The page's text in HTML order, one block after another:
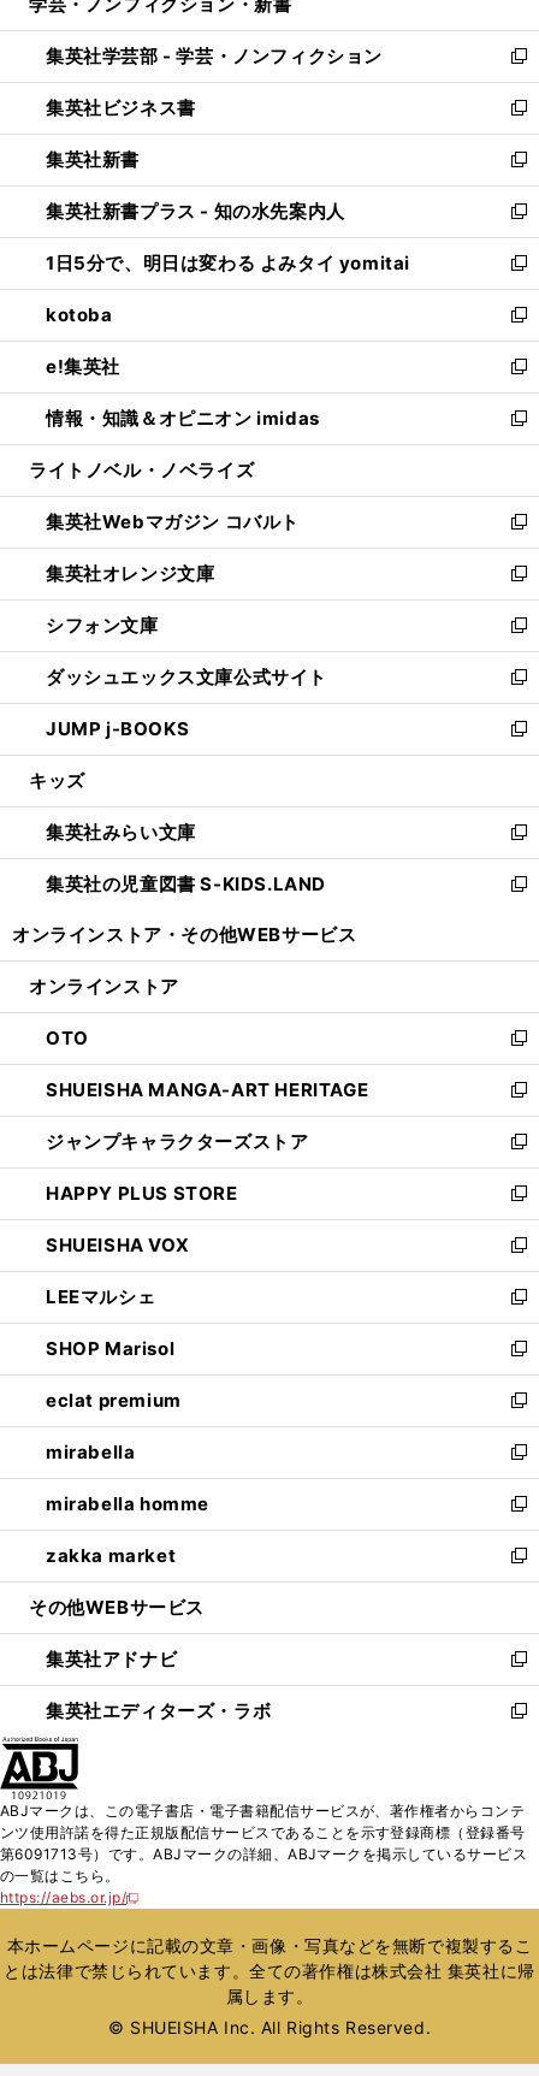
開
く
ウ
で
開
く
ン
ド
ウ
で
開
く
ウ
ィ
ン
ド
ウ
で
開
く
集英社学芸部 - 学芸・ノンフィクション
新
し
い
ウ
ィ
ン
ド
ウ
で
開
く
集英社ビジネス書
新
し
い
ウ
ィ
ン
ド
ウ
で
開
く
集英社新書
新
し
い
ウ
ィ
ン
ド
ウ
で
開
く
集英社新書プラス - 知の水先案内人
新
し
い
ウ
ィ
ン
ド
ウ
で
開
1日5分で、明日は変わる よみタイ yomitai
新
し
い
ウ
ィ
ン
ド
ウ
開
く
kotoba
新
し
い
ウ
ィ
ン
ウ
で
開
く
e!集英社
新
し
い
ウ
ン
ド
ウ
で
開
く
情報・知識＆オピニオン imidas
新
し
ウ
ィ
ン
ド
ウ
で
開
く
ライトノベル・ノベライズ
集英社Webマガジン コバルト
新
し
い
ウ
ィ
ン
ド
ウ
で
開
集英社オレンジ文庫
新
し
い
ウ
ィ
ン
ド
ウ
開
く
シフォン文庫
新
し
い
ウ
ィ
ン
ウ
で
開
く
ダッシュエックス文庫公式サイト
新
し
い
ウ
ン
ド
ウ
で
JUMP j-BOOKS
新
し
ウ
ィ
ン
ド
開
キッズ
集英社みらい文庫
新
し
い
ン
ウ
で
開
く
集英社の児童図書 S-KIDS.LAND
新
ウ
ン
ド
ウ
で
開
く
オンラインストア・ その他WEBサービス
オンラインストア
OTO
新
し
い
ウ
ィ
ン
ド
ウ
で
開
く
SHUEISHA MANGA-ART HERITAGE
新
し
い
ウ
ィ
ン
ド
ウ
で
開
く
ジャンプキャラクターズストア
新
し
い
ウ
ィ
ン
ド
ウ
で
開
く
HAPPY PLUS STORE
新
し
い
ウ
ィ
ン
ド
ウ
で
開
く
SHUEISHA VOX
新
し
い
ウ
ィ
ン
ド
ウ
で
開
く
LEEマルシェ
新
し
い
ウ
ィ
ン
ド
ウ
で
開
く
SHOP Marisol
新
し
い
ウ
ィ
ン
ド
ウ
で
開
eclat premium
新
し
い
ウ
ィ
ン
ド
ウ
開
く
mirabella
新
し
い
ウ
ィ
ン
ウ
で
開
く
mirabella homme
新
し
い
ウ
ン
ド
ウ
で
zakka market
新
し
ウ
ィ
ン
ド
く
その他WEBサービス
集英社アドナビ
新
し
い
ド
ウ
で
集英社エディターズ・ラボ
新
ィ
ン
ド
開
く
ABJマークは、この電子書店・電子書籍配信サービスが、著作権者からコンテ
ンツ使用許諾を得た正規版配信サービスであることを示す登録商標（登録番号
第6091713号）です。ABJマークの詳細、ABJマークを掲示しているサービス
の一覧はこちら。
https://aebs.or.jp/
新
い
ウ
ィ
ウ
本ホームページに記載の文章・画像・写真などを無断で複製するこ
とは法律で禁じられています。全ての著作権は株式会社 集英社に帰
属します。
© SHUEISHA Inc. All Rights Reserved.